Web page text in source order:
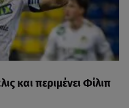
και περιμένει Φίλιπ